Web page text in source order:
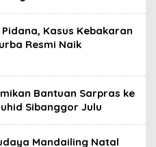
Kasus Kebakaran
Resmi Naik
Bantuan Sarpras ke
Sibanggor Julu
Mandailing Natal